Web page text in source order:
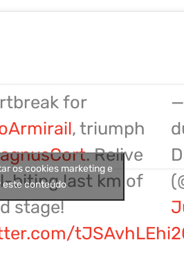
for
, triumph
. Relive
biting last km of
stage!
tJSAvhLEhi
os cookies marketing e
este conteúdo